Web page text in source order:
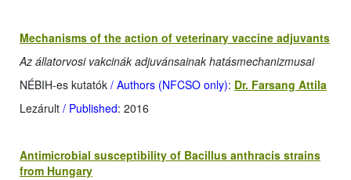
Mechanisms of the action of veterinary vaccine adjuvants
Az állatorvosi vakcinák adjuvánsainak hatásmechanizmusai
NÉBIH-es kutatók / Authors (NFCSO only): Dr. Farsang Attila
Lezárult / Published: 2016
Antimicrobial susceptibility of Bacillus anthracis strains
from Hungary